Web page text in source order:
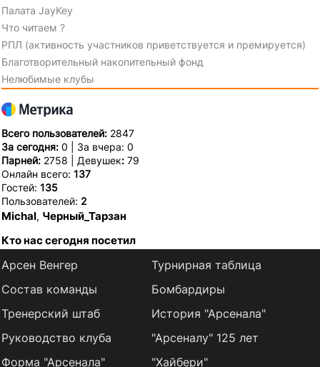
Палата JayKey
Что читаем ?
РПЛ (активность участников приветствуется и премируется)
Благотворительный накопительный фонд
Нелюбимые клубы
Всего пользователей: 2847
За сегодня: 0 | За вчера: 0
Парней: 2758 | Девушек: 79
Онлайн всего: 137
Гостей: 135
Пользователей: 2
Michal, Черный_Тарзан
Кто нас сегодня посетил
Арсен Венгер
Состав команды
Тренерский штаб
Руководство клуба
Форма "Арсенала"
Турнирная таблица
Бомбардиры
История "Арсенала"
"Арсеналу" 125 лет
"Хайбери"